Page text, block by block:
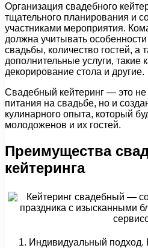
Организация свадебного
тщательного планирования и
участниками мероприятия.
должна учитывать
свадьбы, количество гостей, а
дополнительные услуги, такие
декорирование стола и другие.
Свадебный кейтеринг — это не
питания на свадьбе, но и
кулинарного опыта, который
молодоженов и их гостей.
Преимущества
кейтеринга
Индивидуальный подход.